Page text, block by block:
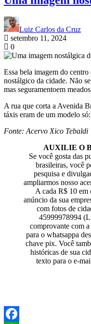
Luiz Carlos da Cruz
setembro 11, 2024
0
Essa bela imagem do
nostálgico da cidade. Não
mas seguramentoem
A rua que corta a Avenida
táxis eram de um modelo
Fonte: Acervo Xico Tebaldi
AUXILIE O
Se você gosta das
brasileiras, você
pesquisa e
ampliarmos nosso
A cada R$ 10 em
anúncio da sua
com fotos de
45999978994
comprovante com
para o whatsappa
chave pix. Você
históricas de sua
texto para o e-